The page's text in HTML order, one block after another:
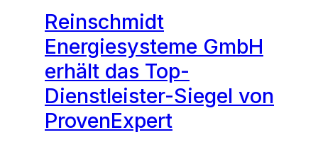
Reinschmidt
Energiesysteme GmbH
erhält das Top-
Dienstleister-Siegel von
ProvenExpert